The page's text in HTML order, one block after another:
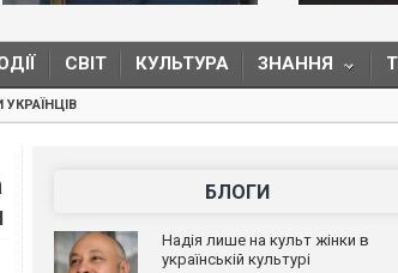
СВІТ КУЛЬТУРА ЗНАННЯ
БЛОГИ
Надія лише на культ жінки в
українській культурі